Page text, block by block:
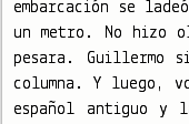
embarcación se
un metro. No hizo
pesara.
columna. Y luego,
español antiguo y